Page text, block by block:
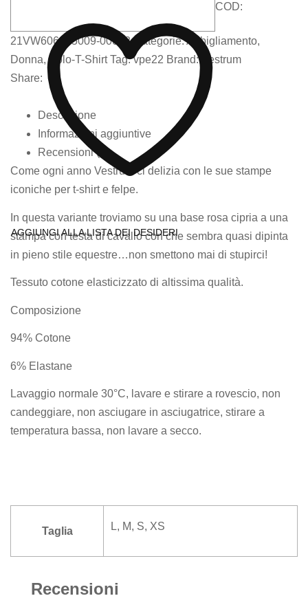
AGGIUNGI ALLA LISTA DEI DESIDERI
COD:
21VW606265009-00032 Categorie:Abbigliamento,
Donna,Polo-T-Shirt Tag:vpe22 Brand:
Vestrum
Share:
Descrizione
Informazioni aggiuntive
Recensioni (0)
Come ogni anno Vestrum ci delizia con le sue stampe
iconiche per t-shirt e felpe.
In questa variante troviamo su una base rosa cipria a una
stampa con testa di cavallo con che sembra quasi dipinta
in pieno stile equestre…non smettono mai di stupirci!
Tessuto cotone elasticizzato di altissima qualità.
Composizione
94% Cotone
6% Elastane
Lavaggio normale 30°C, lavare e stirare a rovescio, non
candeggiare, non asciugare in asciugatrice, stirare a
temperatura bassa, non lavare a secco.
Taglia L, M, S, XS
Recensioni